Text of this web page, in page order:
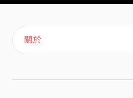
主頁
歌單
喜歡
關於